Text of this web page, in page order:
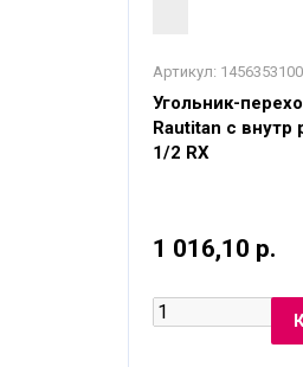
Артикул:
Угольник-
Rautitan с внутр
1/2 RX
1 016,10 р.